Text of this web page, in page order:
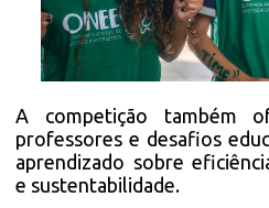
A competição também
professores e desafios
aprendizado sobre
e sustentabilidade.